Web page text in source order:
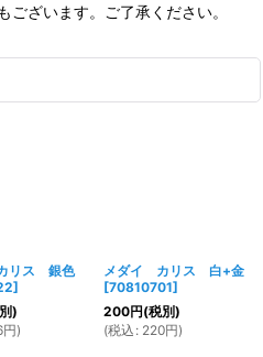
ございます。ご了承ください。
リス 銀色
]
)
円)
メダイ カリス 白+金
[70810701]
200円(税別)
(税込 : 220円)